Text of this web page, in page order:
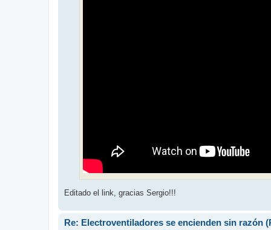
Editado el link, gracias Sergio!!!
Re: Electroventiladores se encienden sin razón